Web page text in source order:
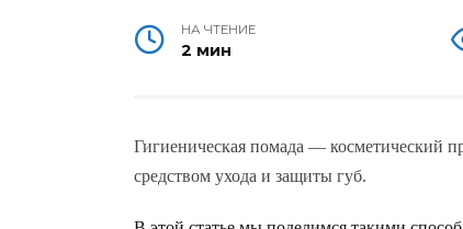
НА ЧТЕНИЕ
2 мин
Гигиеническая помада — косметический
средством ухода и защиты губ.